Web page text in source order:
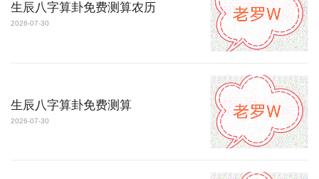
生辰八字算卦免费测算农历
2026-07-30
生辰八字算卦免费测算
2026-07-30